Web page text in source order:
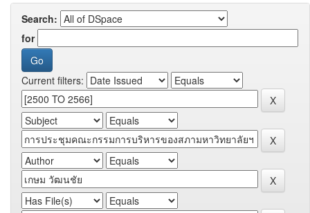
Search:
for
Current filters: